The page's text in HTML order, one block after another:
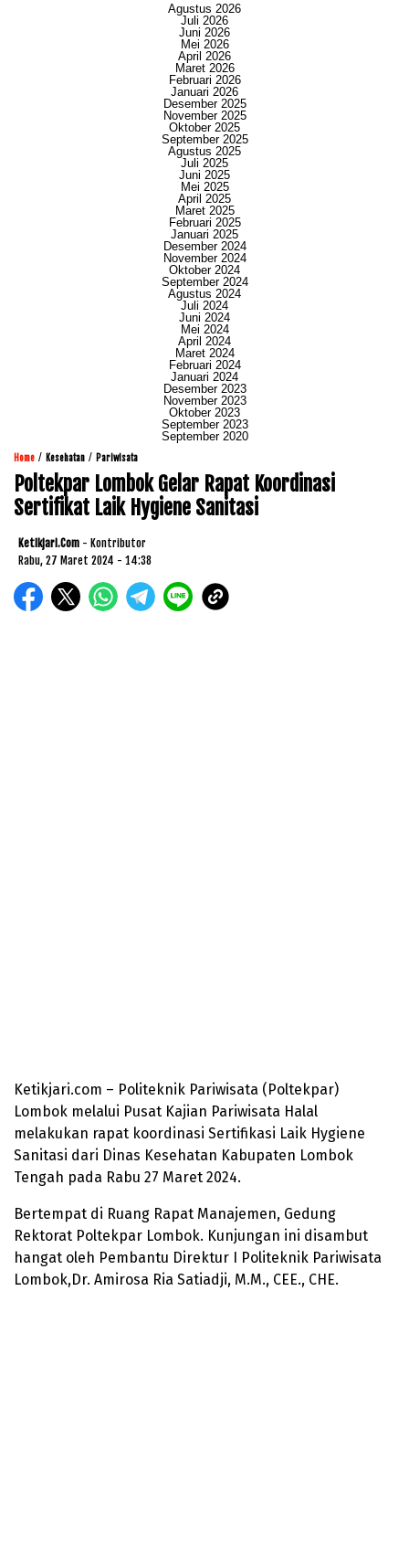
Agustus 2026
Juli 2026
Juni 2026
Mei 2026
April 2026
Maret 2026
Februari 2026
Januari 2026
Desember 2025
November 2025
Oktober 2025
September 2025
Agustus 2025
Juli 2025
Juni 2025
Mei 2025
April 2025
Maret 2025
Februari 2025
Januari 2025
Desember 2024
November 2024
Oktober 2024
September 2024
Agustus 2024
Juli 2024
Juni 2024
Mei 2024
April 2024
Maret 2024
Februari 2024
Januari 2024
Desember 2023
November 2023
Oktober 2023
September 2023
September 2020
Home / Kesehatan / Pariwisata
Poltekpar Lombok Gelar Rapat Koordinasi
Sertifikat Laik Hygiene Sanitasi
Ketikjari.com - Kontributor
Rabu, 27 Maret 2024 - 14:38
Ketikjari.com – Politeknik Pariwisata (Poltekpar)
Lombok melalui Pusat Kajian Pariwisata Halal
melakukan rapat koordinasi Sertifikasi Laik Hygiene
Sanitasi dari Dinas Kesehatan Kabupaten Lombok
Tengah pada Rabu 27 Maret 2024.
Bertempat di Ruang Rapat Manajemen, Gedung
Rektorat Poltekpar Lombok. Kunjungan ini disambut
hangat oleh Pembantu Direktur I Politeknik Pariwisata
Lombok,Dr. Amirosa Ria Satiadji, M.M., CEE., CHE.